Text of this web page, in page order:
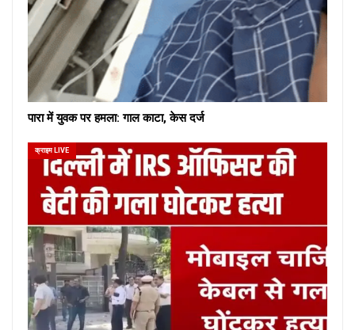
पारा में युवक पर हमला: गाल काटा, केस दर्ज
क्राइम LIVE